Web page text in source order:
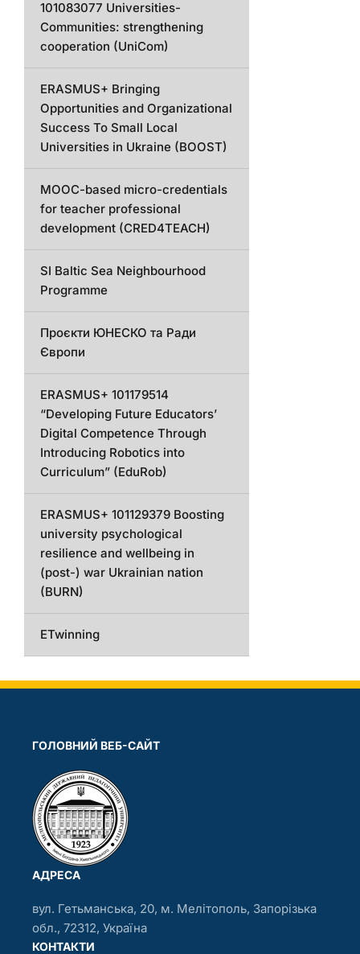
101083077 Universities-
Communities: strengthening
cooperation (UniCom)
ERASMUS+ Bringing
Opportunities and Organizational
Success To Small Local
Universities in Ukraine (BOOST)
MOOC-based micro-credentials
for teacher professional
development (CRED4TEACH)
SI Baltic Sea Neighbourhood
Programme
Проєкти ЮНЕСКО та Ради
Європи
ERASMUS+ 101179514
“Developing Future Educators’
Digital Competence Through
Introducing Robotics into
Curriculum” (EduRob)
ERASMUS+ 101129379 Boosting
university psychological
resilience and wellbeing in
(post-) war Ukrainian nation
(BURN)
ETwinning
ГОЛОВНИЙ ВЕБ-САЙТ
АДРЕСА
вул. Гетьманська, 20, м. Мелітополь, Запорізька
обл., 72312, Україна
КОНТАКТИ